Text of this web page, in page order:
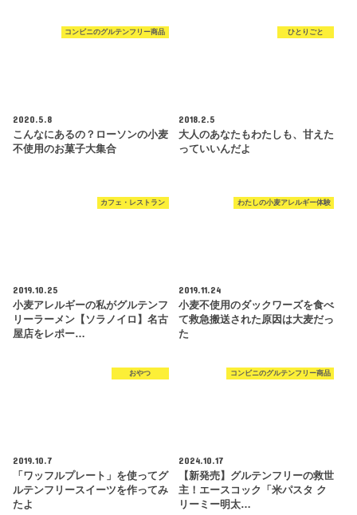
コンビニのグルテンフリー商品
2020.5.8
こんなにあるの？ローソンの小麦
不使用のお菓子大集合
ひとりごと
2018.2.5
大人のあなたもわたしも、甘えた
っていいんだよ
カフェ・レストラン
2019.10.25
小麦アレルギーの私がグルテンフ
リーラーメン【ソラノイロ】名古
屋店をレポー…
わたしの小麦アレルギー体験
2019.11.24
小麦不使用のダックワーズを食べ
て救急搬送された原因は大麦だっ
た
おやつ
2019.10.7
「ワッフルプレート」を使ってグ
ルテンフリースイーツを作ってみ
たよ
コンビニのグルテンフリー商品
2024.10.17
【新発売】グルテンフリーの救世
主！エースコック「米パスタ ク
リーミー明太…